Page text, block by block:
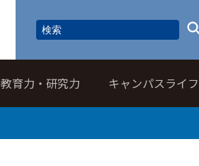
教育力・研究力 キャンパスライフ